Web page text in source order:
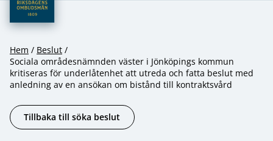
Hem
Beslut
Sociala områdesnämnden väster i Jönköpings kommun
kritiseras för underlåtenhet att utreda och fatta beslut med
anledning av en ansökan om bistånd till kontraktsvård
Tillbaka till söka beslut